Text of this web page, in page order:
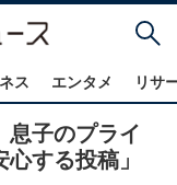
ス エンタメ リサ
息子のプライ
する投稿」